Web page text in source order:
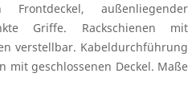
außenliegender
Griffe. Rackschienen mit
verstellbar. Kabeldurchführung
mit geschlossenen Deckel. Maße